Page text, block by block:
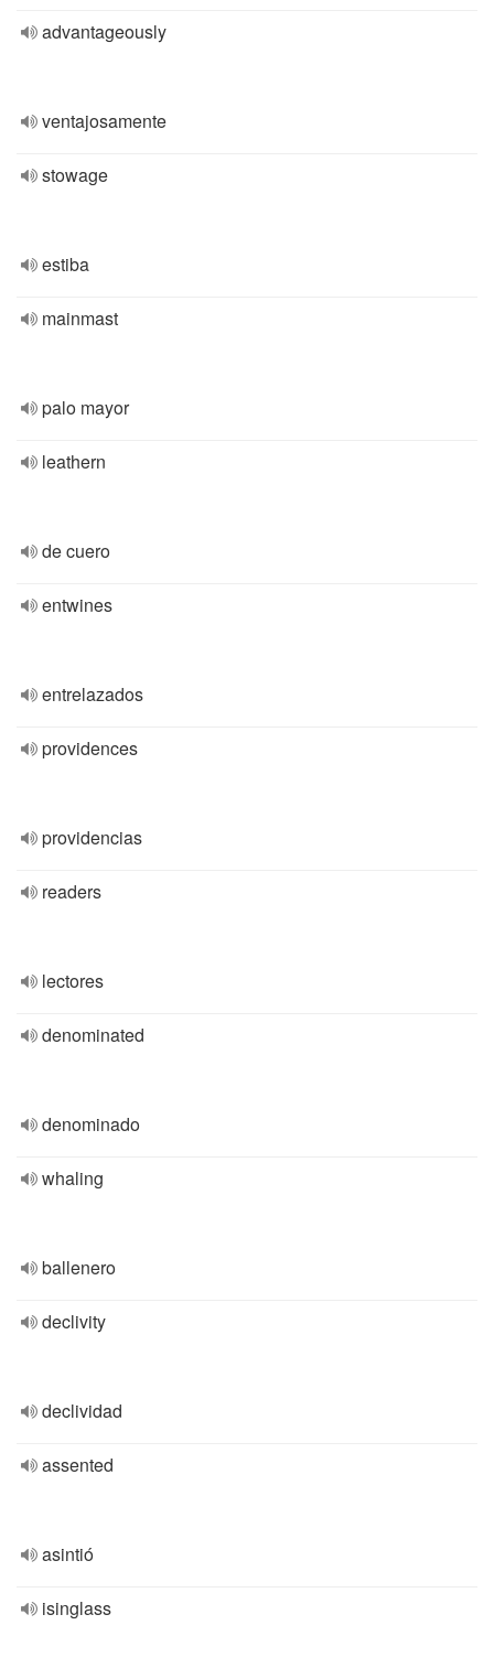
advantageously
ventajosamente
stowage
estiba
mainmast
palo mayor
leathern
de cuero
entwines
entrelazados
providences
providencias
readers
lectores
denominated
denominado
whaling
ballenero
declivity
declividad
assented
asintió
isinglass